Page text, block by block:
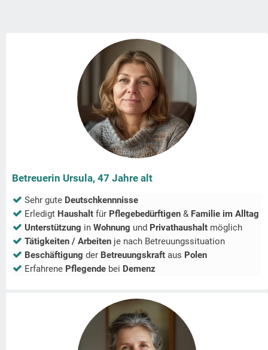
Betreuerin Ursula, 47 Jahre alt
Sehr gute Deutschkennnisse
Erledigt Haushalt für Pflegebedürftigen & Familie im Alltag
Unterstützung in Wohnung und Privathaushalt möglich
Tätigkeiten / Arbeiten je nach Betreuungssituation
Beschäftigung der Betreuungskraft aus Polen
Erfahrene Pflegende bei Demenz